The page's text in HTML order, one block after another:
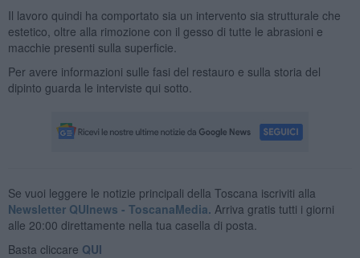
Il lavoro quindi ha comportato sia un intervento sia strutturale che
estetico, oltre alla rimozione con il gesso di tutte le abrasioni e
macchie presenti sulla superficie.
Per avere informazioni sulle fasi del restauro e sulla storia del
dipinto guarda le interviste qui sotto.
Se vuoi leggere le notizie principali della Toscana iscriviti alla
Newsletter QUInews - ToscanaMedia. Arriva gratis tutti i giorni
alle 20:00 direttamente nella tua casella di posta.
Basta cliccare QUI